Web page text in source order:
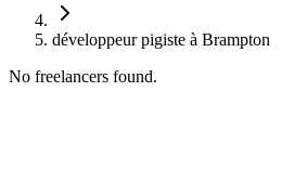
développeur pigiste à Brampton
No freelancers found.